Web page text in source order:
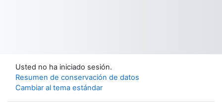
Usted no ha iniciado sesión.
Resumen de conservación de datos
Cambiar al tema estándar